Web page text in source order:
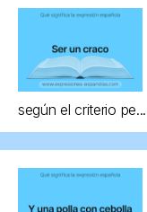
según el criterio pe...